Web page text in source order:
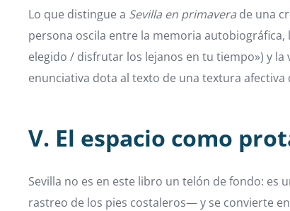
Lo que distingue a Sevilla en primavera de una
persona oscila entre la memoria
elegido / disfrutar los lejanos en tu tiempo») y
enunciativa dota al texto de una textura
V. El espacio como
Sevilla no es en este libro un telón de fondo:
rastreo de los pies costaleros— y se convierte